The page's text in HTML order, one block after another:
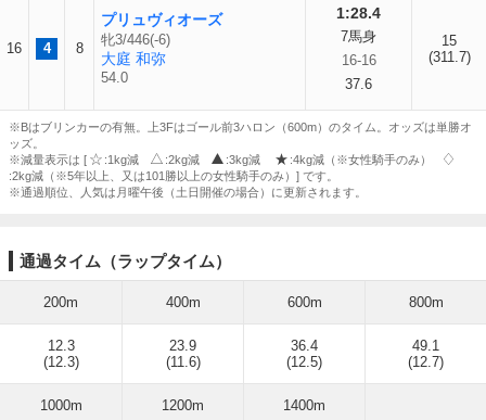
16 4 8
プリュヴィオーズ
牝3/446(-6)
大庭 和弥
54.0
1:28.4
7馬身
16-16
37.6
15
(311.7)
※Bはブリンカーの有無。上3Fはゴール前3ハロン（600m）のタイム。オッズは単勝オ
ッズ。
※減量表示は [
:1kg減 :2kg減 :3kg減
:4kg減（※女性騎手のみ）
:2kg減（※5年以上、又は101勝以上の女性騎手のみ）] です。
※通過順位、人気は月曜午後（土日開催の場合）に更新されます。
通過タイム（ラップタイム）
200m 400m 600m 800m
12.3
(12.3)
23.9
(11.6)
36.4
(12.5)
49.1
(12.7)
1000m 1200m 1400m